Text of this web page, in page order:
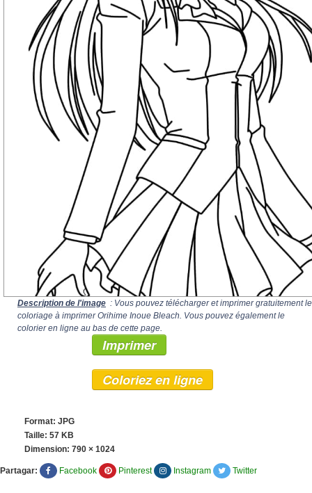
Description de l'image : Vous pouvez télécharger et imprimer gratuitement le
coloriage à imprimer Orihime Inoue Bleach. Vous pouvez également le
colorier en ligne au bas de cette page.
Imprimer
Coloriez en ligne
Format: JPG
Taille: 57 KB
Dimension: 790 × 1024
Partagar: Facebook Pinterest Instagram Twitter